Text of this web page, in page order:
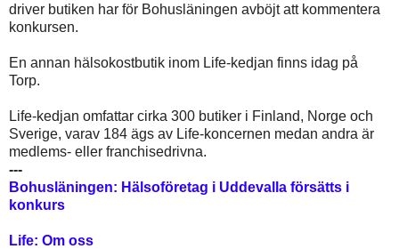
driver butiken har för Bohusläningen avböjt att kommentera
konkursen.
En annan hälsokostbutik inom Life-kedjan finns idag på
Torp.
Life-kedjan omfattar cirka 300 butiker i Finland, Norge och
Sverige, varav 184 ägs av Life-koncernen medan andra är
medlems- eller franchisedrivna.
---
Bohusläningen: Hälsoföretag i Uddevalla försätts i
konkurs
Life: Om oss